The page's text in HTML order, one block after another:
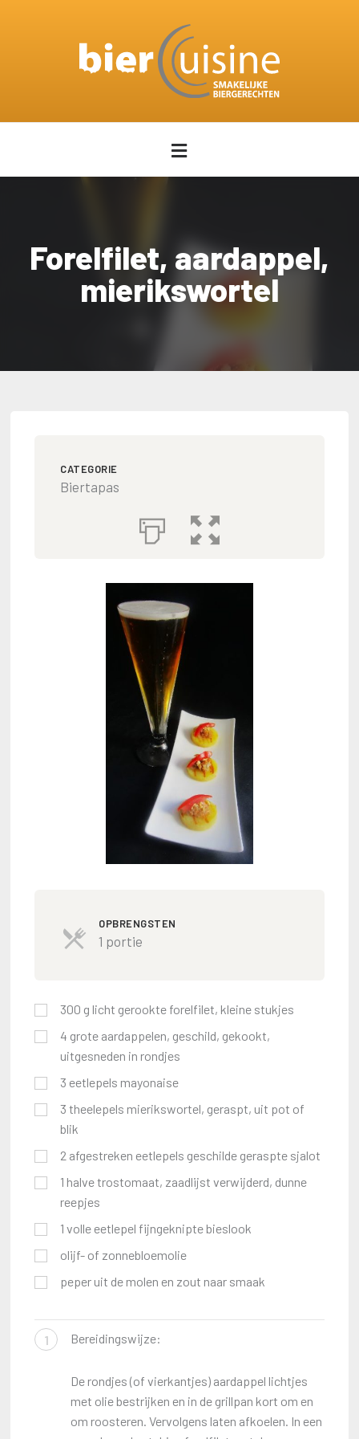
Forelfilet, aardappel,
mierikswortel
CATEGORIE
Biertapas
OPBRENGSTEN
1 portie
300 g licht gerookte forelfilet, kleine stukjes
4 grote aardappelen, geschild, gekookt,
uitgesneden in rondjes
3 eetlepels mayonaise
3 theelepels mierikswortel, geraspt, uit pot of
blik
2 afgestreken eetlepels geschilde geraspte sjalot
1 halve trostomaat, zaadlijst verwijderd, dunne
reepjes
1 volle eetlepel fijngeknipte bieslook
olijf- of zonnebloemolie
peper uit de molen en zout naar smaak
1 Bereidingswijze:
De rondjes (of vierkantjes) aardappel lichtjes
met olie bestrijken en in de grillpan kort om en
om roosteren. Vervolgens laten afkoelen. In een